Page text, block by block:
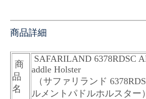
商品詳細
商
品
名
SAFARILAND 6378RDSC
addle Holster
（サファリランド
ルメントパドルホルスター